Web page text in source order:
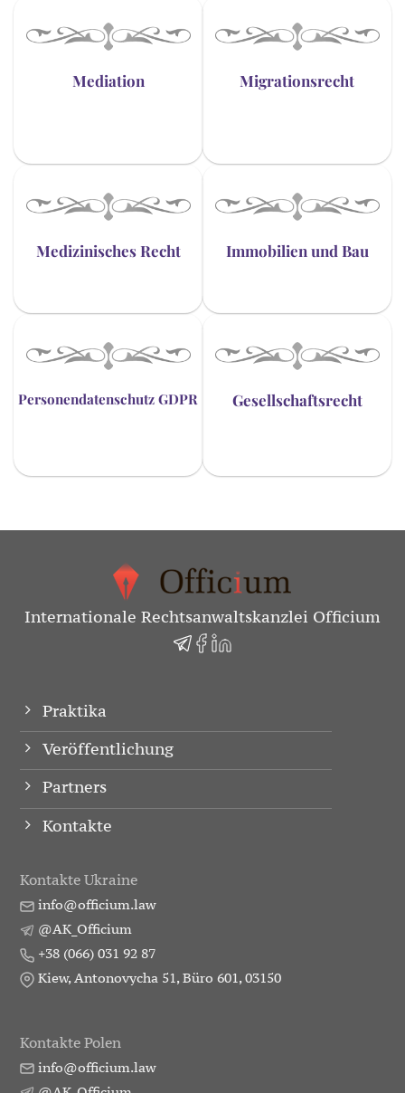
Mediation Migrationsrecht
Medizinisches Recht Immobilien und Bau
Personendatenschutz GDPR Gesellschaftsrecht
Internationale Rechtsanwaltskanzlei Officium
Praktika
Veröffentlichung
Partners
Kontakte
Kontakte Ukraine
info@officium.law
@AK_Officium
+38 (066) 031 92 87
Kiew, Antonovycha 51, Büro 601, 03150
Kontakte Polen
info@officium.law